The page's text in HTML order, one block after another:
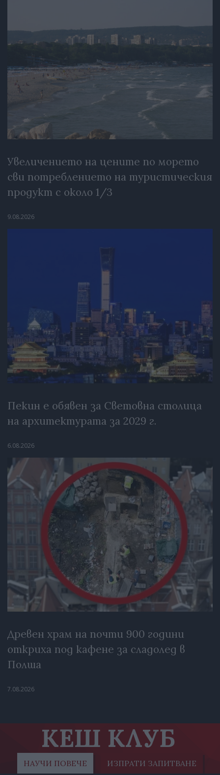
Увеличението на цените по морето
сви потреблението на туристическия
продукт с около 1/3
9.08.2026
Пекин е обявен за Световна столица
на архитектурата за 2029 г.
6.08.2026
Древен храм на почти 900 години
откриха под кафене за сладолед в
Полша
7.08.2026
КЕШ КЛУБ
НАУЧИ ПОВЕЧЕ ИЗПРАТИ ЗАПИТВАНЕ